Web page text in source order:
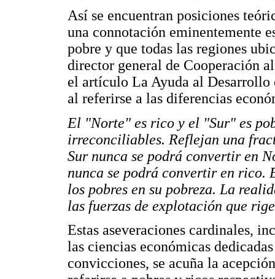
Así se encuentran posiciones
una connotación eminentemente
pobre y que todas las regiones
director general de Cooperación
el artículo La Ayuda al
al referirse a las diferencias
El "Norte" es rico y el "Sur" es
irreconciliables. Reflejan una
Sur nunca se podrá convertir en
nunca se podrá convertir en
los pobres en su pobreza. La
las fuerzas de explotación que
Estas aseveraciones cardinales,
las ciencias económicas
convicciones, se acuña la